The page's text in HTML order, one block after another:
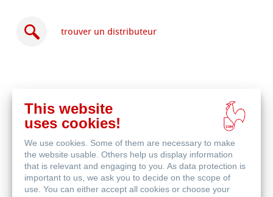
trouver un distributeur
acheter
en
ligne
This website
uses cookies!
We use cookies. Some of them are necessary to make
the website usable. Others help us display information
that is relevant and engaging to you. As data protection is
important to us, we ask you to decide on the scope of
use. You can either accept all cookies or choose your